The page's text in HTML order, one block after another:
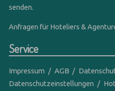
senden.
Anfragen für Hoteliers &
Service
Impressum AGB
Datenschutzeinstellungen